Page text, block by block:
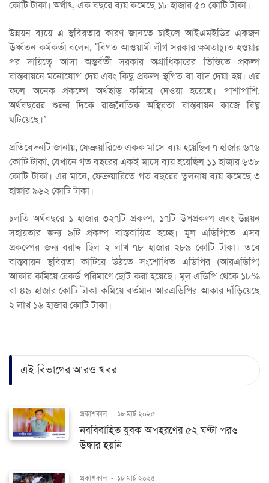
কোটি টাকা। অর্থাৎ, এক বছরে ব্যয় কমেছে ১৮ হাজার ৫০ কোটি টাকা।
উন্নয়ন ব্যয়ে এ স্থবিরতার কারণ জানতে চাইলে আইএমইডির একজন
ঊর্ধ্বতন কর্মকর্তা বলেন, “বিগত আওয়ামী লীগ সরকার ক্ষমতাচ্যুত হওয়ার
পর দায়িত্বে আসা অন্তর্বর্তী সরকার অগ্রাধিকারের ভিত্তিতে প্রকল্প
বাস্তবায়নে মনোযোগ দেয় এবং কিছু প্রকল্প স্থগিত বা বাদ দেয়া হয়। এর
ফলে অনেক প্রকল্পে অর্থছাড় কমিয়ে দেওয়া হয়েছে। পাশাপাশি,
অর্থবছরের শুরুর দিকে রাজনৈতিক অস্থিরতা বাস্তবায়ন কাজে বিঘ্ন
ঘটিয়েছে।”
প্রতিবেদনটি জানায়, ফেব্রুয়ারিতে একক মাসে ব্যয় হয়েছিল ৭ হাজার ৬৭৬
কোটি টাকা, যেখানে গত বছরের একই মাসে ব্যয় হয়েছিল ১১ হাজার ৬৩৮
কোটি টাকা। এর মানে, ফেব্রুয়ারিতে গত বছরের তুলনায় ব্যয় কমেছে ৩
হাজার ৯৬২ কোটি টাকা।
চলতি অর্থবছরে ১ হাজার ৩২৭টি প্রকল্প, ১৭টি উপপ্রকল্প এবং উন্নয়ন
সহায়তার জন্য ৯টি প্রকল্প বাস্তবায়িত হচ্ছে। মূল এডিপিতে এসব
প্রকল্পের জন্য বরাদ্দ ছিল ২ লাখ ৭৮ হাজার ২৮৯ কোটি টাকা। তবে
বাস্তবায়ন স্থবিরতা কাটিয়ে উঠতে সংশোধিত এডিপির (আরএডিপি)
আকার কমিয়ে রেকর্ড পরিমাণে ছোট করা হয়েছে। মূল এডিপি থেকে ১৮%
বা ৪৯ হাজার কোটি টাকা কমিয়ে বর্তমান আরএডিপির আকার দাঁড়িয়েছে
২ লাখ ১৬ হাজার কোটি টাকা।
এই বিভাগের আরও খবর
প্রকাশকাল - ১৮ মার্চ ২০২৫
নববিবাহিত যুবক অপহরণের ৫২ ঘণ্টা পরও
উদ্ধার হয়নি
প্রকাশকাল - ১৮ মার্চ ২০২৫